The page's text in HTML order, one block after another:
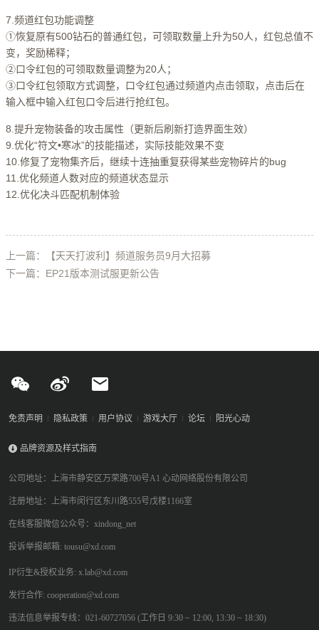
7.频道红包功能调整
①恢复原有500钻石的普通红包，可领取数量上升为50人，红包总值不
变，奖励稀释；
②口令红包的可领取数量调整为20人；
③口令红包领取方式调整，口令红包通过频道内点击领取，点击后在
输入框中输入红包口令后进行抢红包。
8.提升宠物装备的攻击属性（更新后刷新打造界面生效）
9.优化“符文•寒冰”的技能描述，实际技能效果不变
10.修复了宠物集齐后，继续十连抽重复获得某些宠物碎片的bug
11.优化频道人数对应的频道状态显示
12.优化决斗匹配机制体验
上一篇：【天天打波利】频道服务员9月大招募
下一篇：EP21版本测试服更新公告
免责声明 隐私政策 用户协议 游戏大厅 论坛 阳光心动
品牌资源及样式指南
公司地址：上海市静安区万荣路700号A1 心动网络股份有限公司
注册地址：上海市闵行区东川路555号戊楼1166室
在线客服微信公众号：xindong_net
投诉举报邮箱: tousu@xd.com
IP衍生&授权业务: x.lab@xd.com
发行合作: cooperation@xd.com
违法信息举报专线：021-60727056 (工作日 9:30 ~ 12:00, 13:30 ~ 18:30)